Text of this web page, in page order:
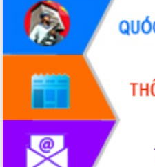
Xây dựng nông thôn mới: Nâng cao đời
sống người dân từ những mô hình thiết
thực
Quyết liệt tháo gỡ vướng mắc, đẩy
nhanh tiến độ các dự án trọng điểm
trong Khu kinh tế Nam Phú Yên
Hòn Yến phát triển du lịch gắn với bảo
tồn biển
Lấy ý kiến điều chỉnh Quy hoạch tỉnh
Đắk Lắk thời kỳ 2021-2030, tầm nhìn
đến năm 2050